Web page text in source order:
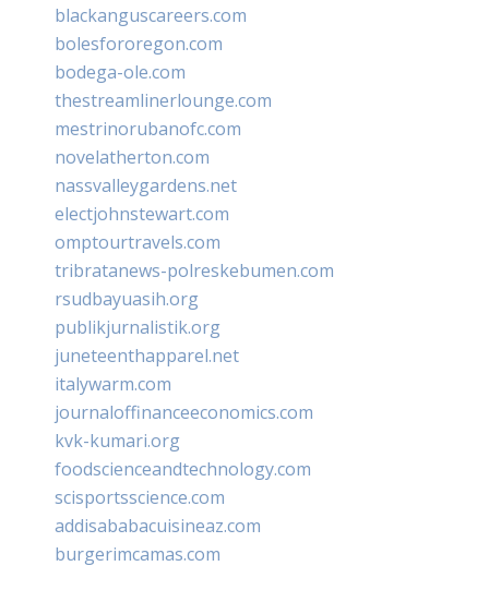
blackanguscareers.com
bolesfororegon.com
bodega-ole.com
thestreamlinerlounge.com
mestrinorubanofc.com
novelatherton.com
nassvalleygardens.net
electjohnstewart.com
omptourtravels.com
tribratanews-polreskebumen.com
rsudbayuasih.org
publikjurnalistik.org
juneteenthapparel.net
italywarm.com
journaloffinanceeconomics.com
kvk-kumari.org
foodscienceandtechnology.com
scisportsscience.com
addisababacuisineaz.com
burgerimcamas.com